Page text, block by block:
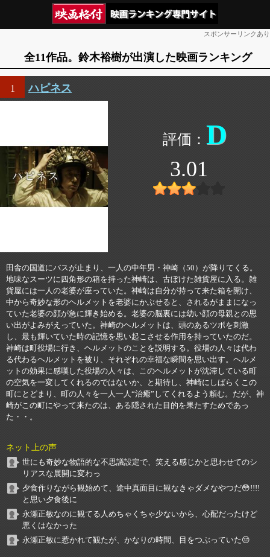
スポンサーリンクあり
全11作品。鈴木裕樹が出演した映画ランキング
1 ハピネス
D
3.01
田舎の国道にバスが止まり、一人の中年男・神崎（50）が降りてくる。
地味なスーツに四角形の箱を持った神崎は、古ぼけた雑貨屋に入る。雑
貨屋には一人の老婆が座っていた。神崎は自分が持って来た箱を開け、
中から奇妙な形のヘルメットを老婆にかぶせると、されるがままになっ
ていた老婆の顔が急に輝き始める。老婆の脳裏には幼い顔の母親との思
い出がよみがえっていた。神崎のヘルメットは、頭のあるツボを刺激
し、最も輝いていた時の記憶を思い起こさせる作用を持っていたのだ。
神崎は町役場に行き、ヘルメットのことを説明する。役場の人々は代わ
る代わるヘルメットを被り、それぞれの幸福な瞬間を思い出す。ヘルメ
ットの効果に感嘆した役場の人々は、このヘルメットが沈滞している町
の空気を一変してくれるのではないか、と期待し、神崎にしばらくこの
町にとどまり、町の人々を一人一人“治癒”してくれるよう頼む。だが、神
崎がこの町にやって来たのは、ある隠された目的を果たすためであっ
た・・。
ネット上の声
世にも奇妙な物語的な不思議設定で、笑える感じかと思わせてのシ
リアスな展開に変わっ
夕食作りながら観始めて、途中真面目に観なきゃダメなやつだ😳!!!!
と思い夕食後に
永瀬正敏なのに観てる人めちゃくちゃ少ないから、心配だったけど
悪くはなかった
永瀬正敏に惹かれて観たが、かなりの時間、目をつぶっていた😔